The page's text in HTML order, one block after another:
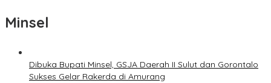
Minsel
Dibuka Bupati Minsel, GSJA Daerah II Sulut dan Gorontalo
Sukses Gelar Rakerda di Amurang